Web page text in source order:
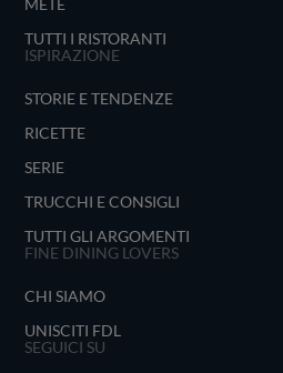
METE
TUTTI I RISTORANTI
ISPIRAZIONE
STORIE E TENDENZE
RICETTE
SERIE
TRUCCHI E CONSIGLI
TUTTI GLI ARGOMENTI
FINE DINING LOVERS
CHI SIAMO
UNISCITI FDL
SEGUICI SU